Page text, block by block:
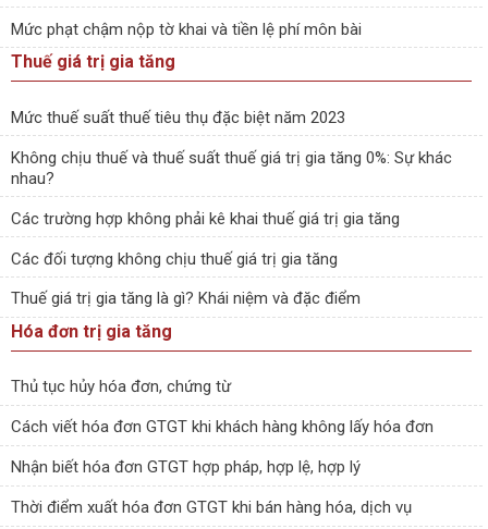
Mức phạt chậm nộp tờ khai và tiền lệ phí môn bài
Thuế giá trị gia tăng
Mức thuế suất thuế tiêu thụ đặc biệt năm 2023
Không chịu thuế và thuế suất thuế giá trị gia tăng 0%: Sự khác
nhau?
Các trường hợp không phải kê khai thuế giá trị gia tăng
Các đối tượng không chịu thuế giá trị gia tăng
Thuế giá trị gia tăng là gì? Khái niệm và đặc điểm
Hóa đơn trị gia tăng
Thủ tục hủy hóa đơn, chứng từ
Cách viết hóa đơn GTGT khi khách hàng không lấy hóa đơn
Nhận biết hóa đơn GTGT hợp pháp, hợp lệ, hợp lý
Thời điểm xuất hóa đơn GTGT khi bán hàng hóa, dịch vụ